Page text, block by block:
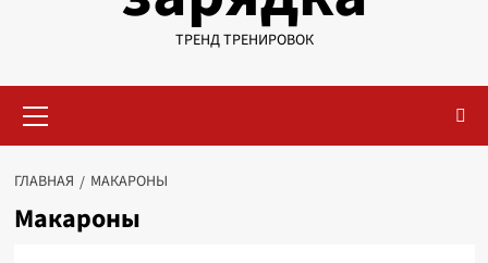
ТРЕНД ТРЕНИРОВОК
меню
ГЛАВНАЯ МАКАРОНЫ
Макароны